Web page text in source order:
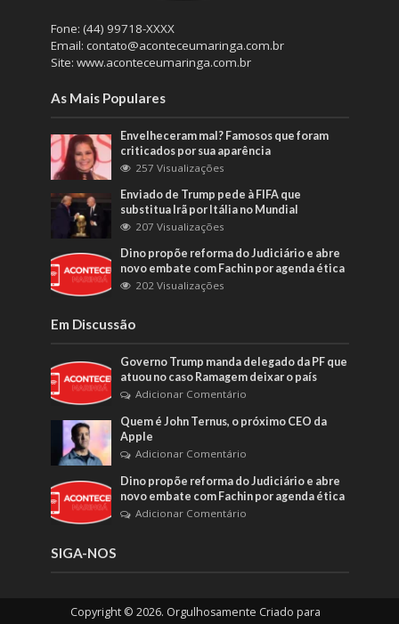
Fone: (44) 99718-XXXX
Email: contato@aconteceumaringa.com.br
Site: www.aconteceumaringa.com.br
As Mais Populares
Envelheceram mal? Famosos que foram
criticados por sua aparência
257 Visualizações
Enviado de Trump pede à FIFA que
substitua Irã por Itália no Mundial
207 Visualizações
Dino propõe reforma do Judiciário e abre
novo embate com Fachin por agenda ética
202 Visualizações
Em Discussão
Governo Trump manda delegado da PF que
atuou no caso Ramagem deixar o país
Adicionar Comentário
Quem é John Ternus, o próximo CEO da
Apple
Adicionar Comentário
Dino propõe reforma do Judiciário e abre
novo embate com Fachin por agenda ética
Adicionar Comentário
SIGA-NOS
Copyright © 2026. Orgulhosamente Criado para